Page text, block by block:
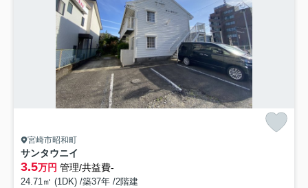
宮崎市昭和町
サンタウニイ
3.5万円 管理/共益費-
24.71㎡ (1DK) /築37年 /2階建